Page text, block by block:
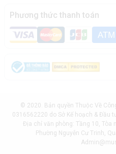
Phương thức thanh toán
© 2020. Bản quyền Thuộc Về
0316562220 do Sở Kế hoạch & Đầu
Địa chỉ văn phòng: Tầng 10, Tòa
Phường Nguyễn Cư Trinh,